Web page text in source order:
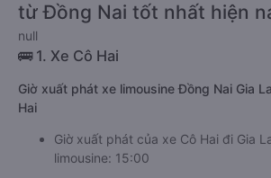
từ Đồng Nai tốt nhất hiện
null
🚌 1. Xe Cô Hai
Giờ xuất phát xe limousine Đồng Nai Gia
Hai
Giờ xuất phát của xe Cô Hai đi Gia
limousine: 15:00